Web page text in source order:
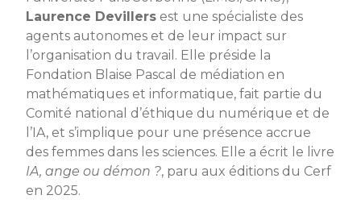
Laurence Devillers est une spécialiste des
agents autonomes et de leur impact sur
l’organisation du travail. Elle préside la
Fondation Blaise Pascal de médiation en
mathématiques et informatique, fait partie du
Comité national d’éthique du numérique et de
l’IA, et s’implique pour une présence accrue
des femmes dans les sciences. Elle a écrit le livre
IA, ange ou démon ?, paru aux éditions du Cerf
en 2025.